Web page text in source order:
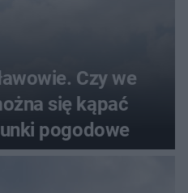
Czy we
się kąpać
pogodowe